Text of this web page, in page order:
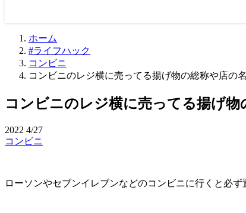
ホーム
#ライフハック
コンビニ
コンビニのレジ横に売ってる揚げ物の総称や店の
コンビニのレジ横に売ってる揚げ物
2022 4/27
コンビニ
ローソンやセブンイレブンなどのコンビニに行くと必